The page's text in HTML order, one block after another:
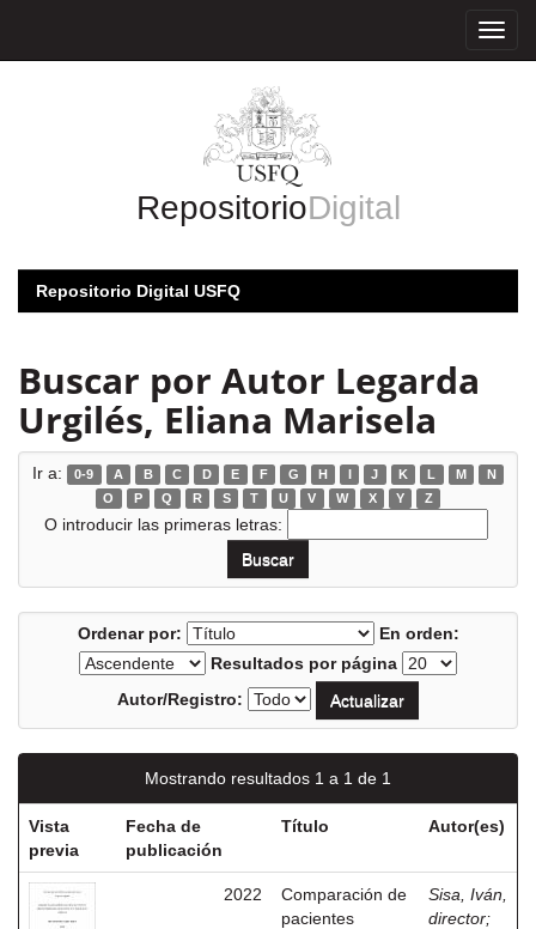
RepositorioDigital
Repositorio Digital USFQ
Buscar por Autor Legarda
Urgilés, Eliana Marisela
Ir a: 0-9 A B C D E F G H I J K L M
N
O
P Q R S T U V W X Y Z
O introducir las primeras letras:
Ordenar por:
En orden:
Resultados por página
Autor/Registro:
Mostrando resultados 1 a 1 de 1
Vista
previa
Fecha de
publicación
Título Autor(es)
2022
Comparación de
pacientes
Sisa, Iván,
director;